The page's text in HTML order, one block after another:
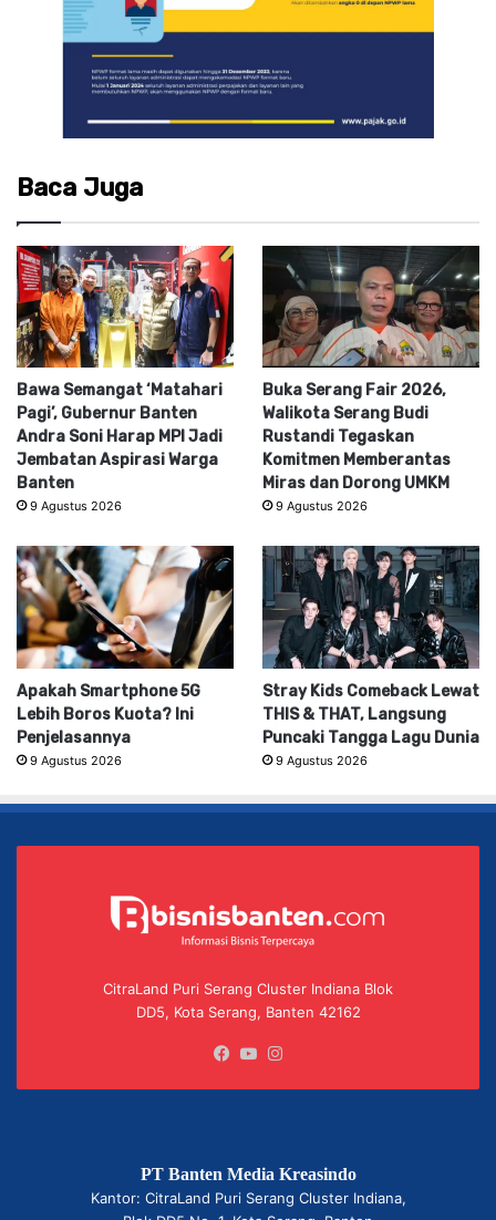
Baca Juga
Bawa Semangat ‘Matahari
Pagi’, Gubernur Banten
Andra Soni Harap MPI Jadi
Jembatan Aspirasi Warga
Banten
9 Agustus 2026
Buka Serang Fair 2026,
Walikota Serang Budi
Rustandi Tegaskan
Komitmen Memberantas
Miras dan Dorong UMKM
9 Agustus 2026
Apakah Smartphone 5G
Lebih Boros Kuota? Ini
Penjelasannya
9 Agustus 2026
Stray Kids Comeback Lewat
THIS & THAT, Langsung
Puncaki Tangga Lagu Dunia
9 Agustus 2026
CitraLand Puri Serang Cluster Indiana Blok
DD5, Kota Serang, Banten 42162
Facebook
YouTube
PT Banten Media Kreasindo
Kantor: CitraLand Puri Serang Cluster Indiana,